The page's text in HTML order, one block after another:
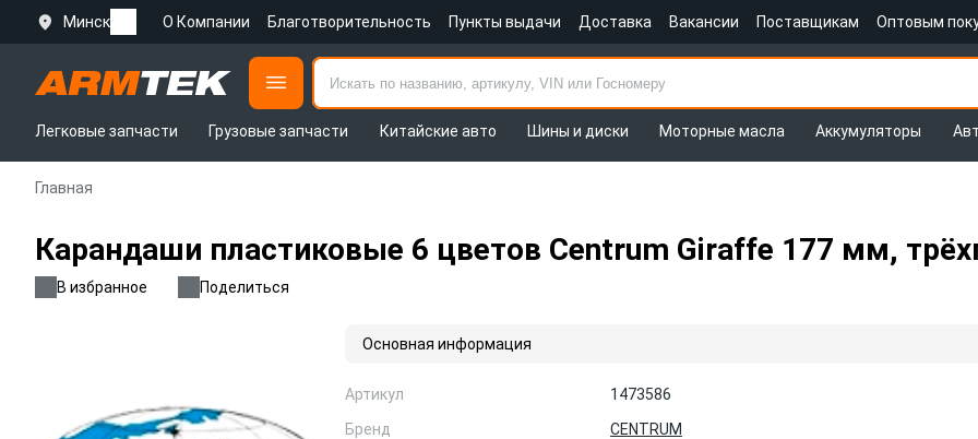
Минск О Компании Благотворительность Пункты выдачи Доставка Вакансии Поставщикам Оптовым
Легковые запчасти
Грузовые запчасти Китайские авто Шины и диски Моторные масла Аккумуляторы
Главная
Карандаши пластиковые 6 цветов Centrum Giraffe 177 мм,
В избранное Поделиться
Основная информация
Артикул
1473586
Бренд
CENTRUM